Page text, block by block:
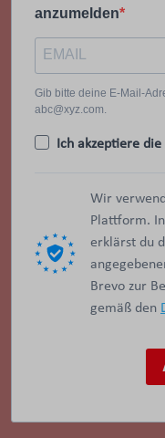
anzumelden
Gib bitte deine E-Mail-
abc@xyz.com.
Ich akzeptiere die
Wir
Plattform.
erklärst du
Brevo zur
gemäß den